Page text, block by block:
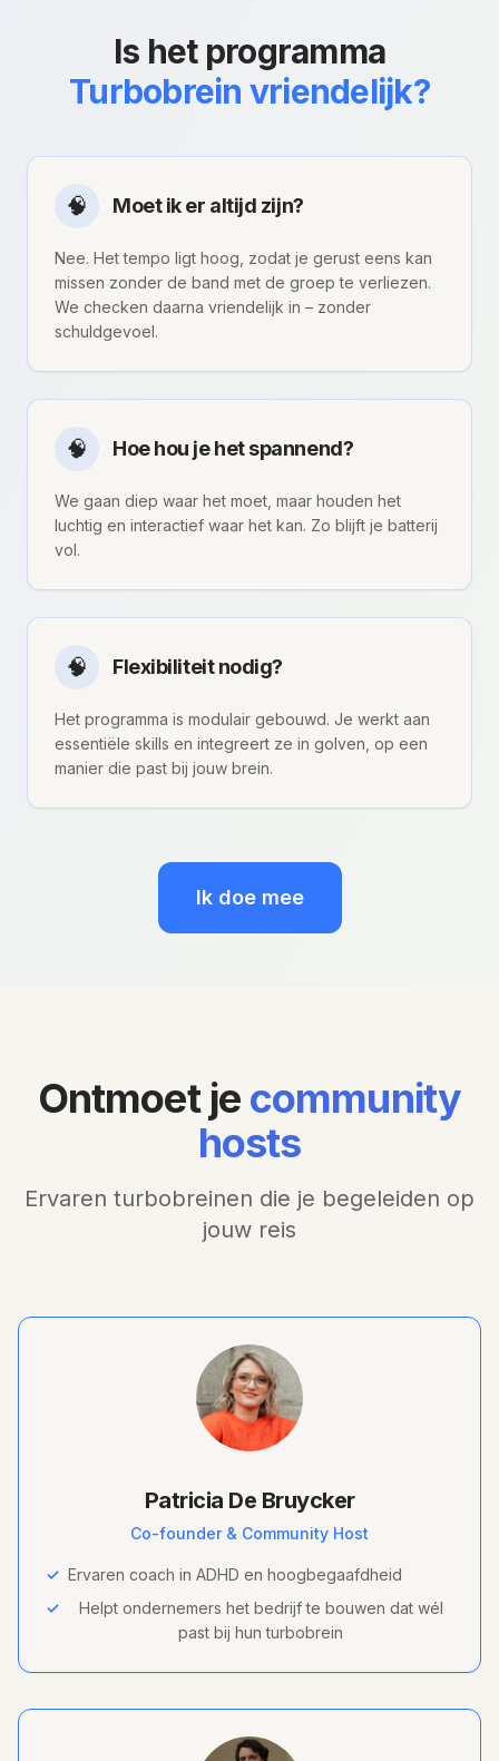
Is het programma
Turbobrein vriendelijk?
🧠 Moet ik er altijd zijn?
Nee. Het tempo ligt hoog, zodat je gerust eens kan
missen zonder de band met de groep te verliezen.
We checken daarna vriendelijk in – zonder
schuldgevoel.
🧠 Hoe hou je het spannend?
We gaan diep waar het moet, maar houden het
luchtig en interactief waar het kan. Zo blijft je batterij
vol.
🧠 Flexibiliteit nodig?
Het programma is modulair gebouwd. Je werkt aan
essentiële skills en integreert ze in golven, op een
manier die past bij jouw brein.
Ik doe mee
Ontmoet je community
hosts
Ervaren turbobreinen die je begeleiden op
jouw reis
Patricia De Bruycker
Co-founder & Community Host
✓ Ervaren coach in ADHD en hoogbegaafdheid
✓
Helpt ondernemers het bedrijf te bouwen dat wél
past bij hun turbobrein